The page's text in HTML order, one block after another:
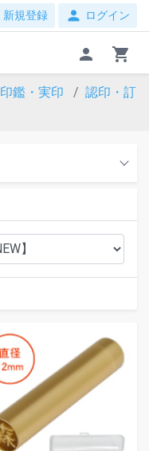
新規登録 person ログイン
person shopping_cart
印鑑・実印
認印・訂